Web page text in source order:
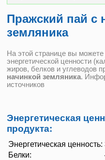
Пражский пай с
земляника
На этой странице вы
энергетической ценности
жиров, белков и углеводов
начинкой земляника.
источников
Энергетическая
продукта:
Энергетическая ценность:
Белки: